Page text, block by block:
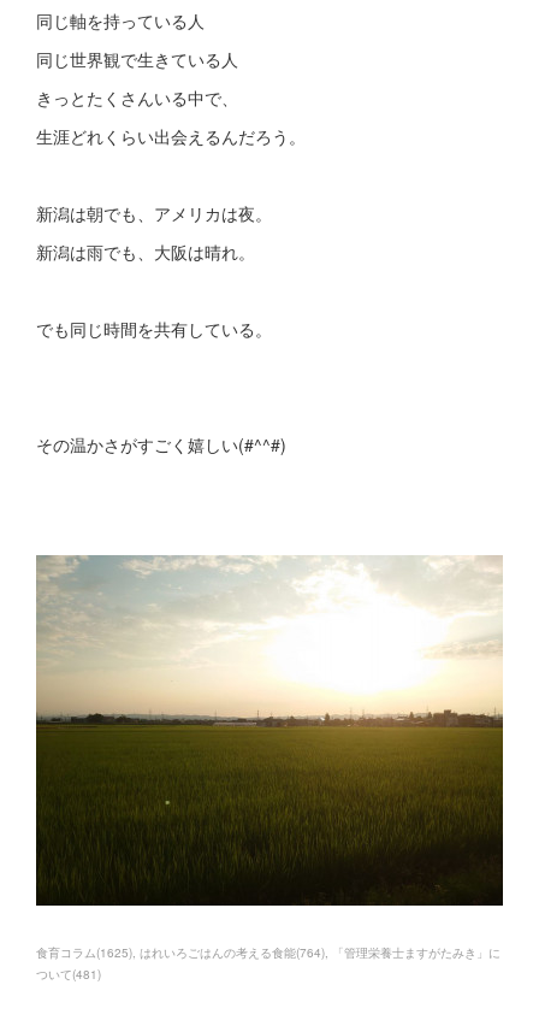
同じ軸を持っている人
同じ世界観で生きている人
きっとたくさんいる中で、
生涯どれくらい出会えるんだろう。
新潟は朝でも、アメリカは夜。
新潟は雨でも、大阪は晴れ。
でも同じ時間を共有している。
その温かさがすごく嬉しい(#^^#)
食育コラム(1625) はれいろごはんの考える食能(764)
「管理栄養士ますがたみき」に
ついて(481)